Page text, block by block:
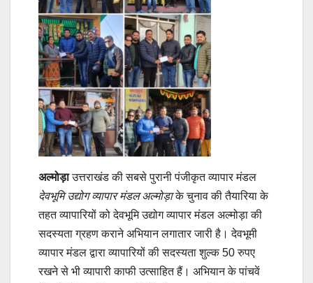
अल्मोड़ाउत्तराखंड की सबसे पुरानी पंजीकृत व्यापार मंडल
देवभूमि उद्योग व्यापार मंडल अल्मोड़ाके चुनाव की तैयारिया के
तहत व्यापारियों को देवभूमि उद्योग व्यापार मंडल अल्मोड़ा की
सदस्यता ग्रहण कराने अभियान लगातार जारी है। देवभूमी
व्यापार मंडल द्वारा व्यापारियों की सदस्यता शुल्क 50 रुपए
रखने से भी व्यापारी काफी उत्साहित हैं। अभियान के पांचवें